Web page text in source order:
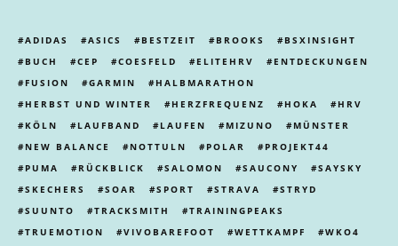
ADIDAS ASICS BESTZEIT BROOKS
BSXINSIGHT
BUCH
CEP COESFELD ELITEHRV
ENTDECKUNGEN
FUSION
GARMIN
HALBMARATHON
HERBST UND WINTER
HERZFREQUENZ HOKA
HRV
KÖLN
LAUFBAND LAUFEN MIZUNO
MÜNSTER
NEW BALANCE
NOTTULN POLAR
PROJEKT44
PUMA
RÜCKBLICK SALOMON SAUCONY
SAYSKY
SKECHERS
SOAR SPORT STRAVA
STRYD
SUUNTO
TRACKSMITH
TRAININGPEAKS
TRUEMOTION
VIVOBAREFOOT WETTKAMPF
WKO4